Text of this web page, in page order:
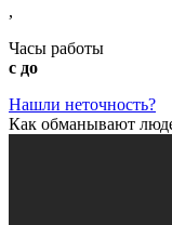
,
Часы работы
с до
Нашли неточность?
Как обманывают